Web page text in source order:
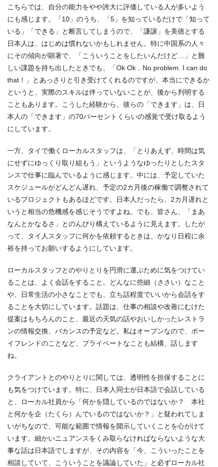
こちらでは、自分の能力をやや誇大に評価している人が多いよう
にも感じます。「10」のうち、「5」を知っているだけで「知って
いる」「できる」と断言してしまうので、「謙譲」を美徳とする
日本人は、はじめは慣れないかもしれません。特に中国系の人々
にその傾向が顕著で、「こういうことをしたいんだけど…」と難
しい課題を持ち出したときでも、「Ok Ok．No problem. I can do
that！」とあっさりと引き受けてくれるのですが、本当にできるか
というと、実際のスキルは伴っていないことが、後から判明する
こともあります。こうした経験から、彼らの「できます」は、日
本人の「できます」の70パーセントくらいの感覚で受け取るよう
にしています。
一方、タイで働くローカルスタッフは、「とりあえず、時間は気
にせずにゆっくり取り組もう」というようなゆったりとしたスタ
ンスで仕事に臨んでいるように感じます。中には、予定していた
スケジュールがどんどん遅れ、予定の2カ月後の稼働で調整されて
いるプロジェクトもあるほどです。日本人だったら、2カ月遅れと
いうと相当の危機感を感じそうですよね。でも、皆さん、「まあ
なんとかなるさ」とのんびり構えているように見えます。したが
って、タイ人スタッフに何かを依頼するときは、かなり日程に余
裕を持ってお願いするようにしています。
ローカルスタッフとのやりとりを円滑に運ぶために気をつけてい
ることは、よく会話をすること。どんなに些細（ささい）なこと
や、日常生活の小さなことでも、立ち話程度でいいから会話をす
ることを大切にしています。話題は、仕事の相談や改善にむけた
提案はもちろんのこと、最近の天気の話やおいしかったレストラ
ンの情報交換、バカンスの予定など。私はオープンなので、ボー
イフレンドのことなど、プライベートなことも結構、話します
ね。
クライアントとのやりとりに関しては、透明性を担保することに
も気をつけています。特に、日本人同士が日本語で会話している
と、ローカル社員から「何かを隠しているのではないか？ 本社
と何かを企（たくら）んでいるのではないか？」と疑われてしま
いがちなので、可能な範囲で情報を開示していくことを心がけて
います。細かいニュアンスをくみ取らなければならないような大
事な話は日本語でしますが、その内容を「今、こういったことを
相談していて、こういうことを議論していた」と必ずローカル社